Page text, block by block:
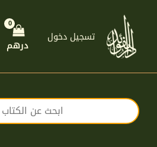
المحتوى
تسجيل دخول
درهم